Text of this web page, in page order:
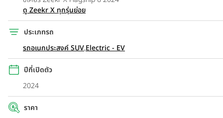
ดู Zeekr X ทุกรุ่นย่อย
ประเภทรถ
รถอเนกประสงค์ SUV,Electric - EV
ปีที่เปิดตัว
2024
ราคา